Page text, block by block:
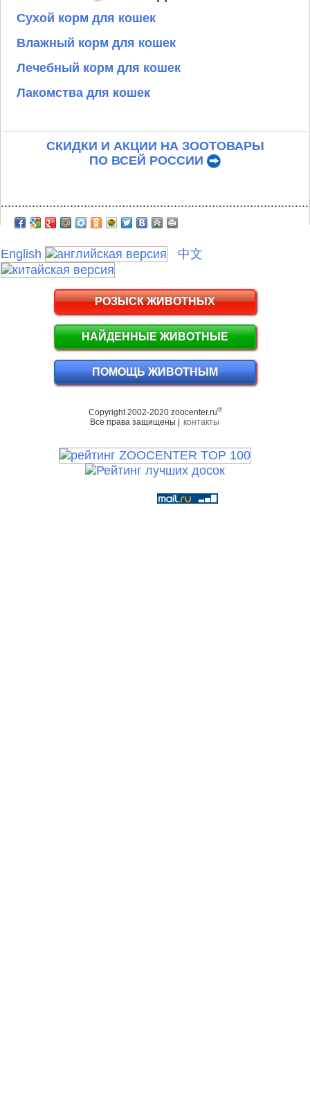
Сухой корм для кошек
Влажный корм для кошек
Лечебный корм для кошек
Лакомства для кошек
СКИДКИ И АКЦИИ НА ЗООТОВАРЫ
ПО ВСЕЙ РОССИИ
English 中文
РОЗЫСК ЖИВОТНЫХ
НАЙДЕННЫЕ ЖИВОТНЫЕ
ПОМОЩЬ ЖИВОТНЫМ
Copyright 2002-2020 zoocenter.ru©
Все права защищены | контакты